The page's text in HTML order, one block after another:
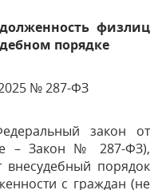
физлиц
порядке
№ 287-ФЗ
закон от
– Закон № 287-ФЗ),
внесудебный порядок
с граждан (не